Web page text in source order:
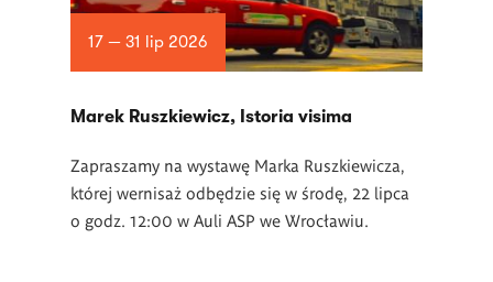
17 — 31 lip 2026
Marek Ruszkiewicz, Istoria visima
Zapraszamy na wystawę Marka Ruszkiewicza,
której wernisaż odbędzie się w środę, 22 lipca
o godz. 12:00 w Auli ASP we Wrocławiu.